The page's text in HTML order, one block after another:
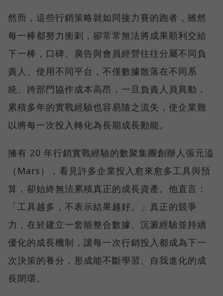
然而，這些行銷策略就如同接力賽的跑者，雖然
每一棒都努力衝刺，卻常常無法將成果順利交給
下一棒，口碑、廣告與會員經營往往分屬不同負
責人、使用不同平台，不僅數據散落在不同系
統、跨部門協作成本高昂，一旦負責人員異動，
累積多年的實戰經驗也容易隨之流失，使企業難
以將每一次投入轉化為長期成長動能。
擁有 20 年行銷實戰經驗的數聚集團創辦人張元溢
（Mars），看見許多企業投入愈來愈多工具與預
算，卻始終無法累積真正的成長資產。他直言：
「工具越多，不表示結果越好。」真正的競爭
力，在於建立一套能整合數據、沉澱經驗並持續
優化的成長機制，讓每一次行銷投入都成為下一
次決策的養分，形成能不斷學習、自我進化的成
長閉環。